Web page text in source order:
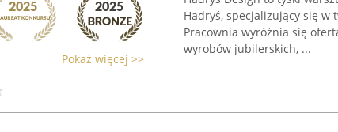
Pokaż więcej >>
Hadryś, specjalizujący się
Pracownia wyróżnia się
wyrobów jubilerskich, ...